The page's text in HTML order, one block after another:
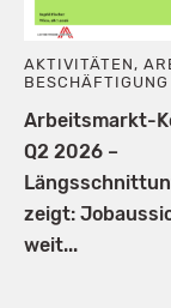
AKTIVITÄTEN,
BESCHÄFTIGUNG
Arbeitsmarkt-
Q2 2026 –
zeigt:
weit...